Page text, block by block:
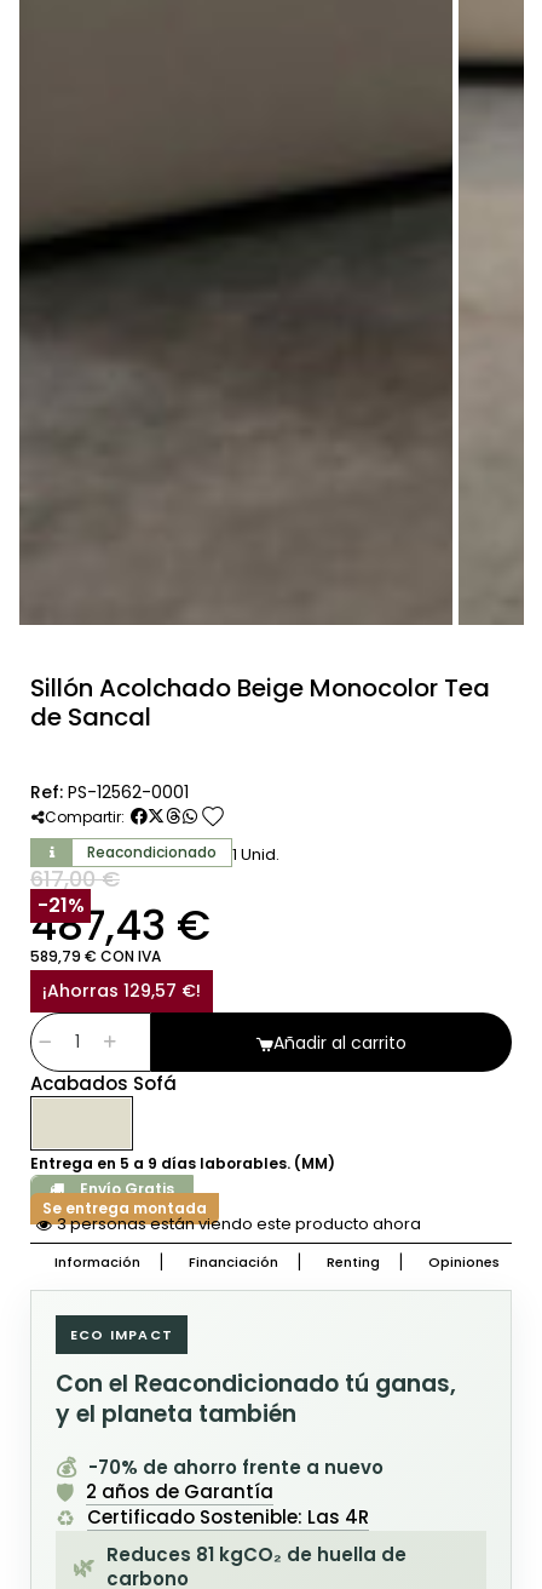
Sillón Acolchado Beige Monocolor Tea
de Sancal
Ref: PS-12562-0001
Compartir: favorite
Reacondicionado 1 Unid.
617,00 €
SIN IVA
487,43 €
589,79 € CON IVA
¡Ahorras 129,57 €!
-21%
Añadir al carrito
Acabados Sofá
Entrega en 5 a 9 días laborables. (MM)
Envío Gratis
Se entrega montada
3 personas están viendo este producto ahora
Información Financiación Renting Opiniones
ECO IMPACT
Con el Reacondicionado tú ganas,
y el planeta también
💰 -70% de ahorro frente a nuevo
🛡️ 2 años de Garantía
♻️ Certificado Sostenible: Las 4R
🌿 Reduces 81 kgCO₂ de huella de
carbono